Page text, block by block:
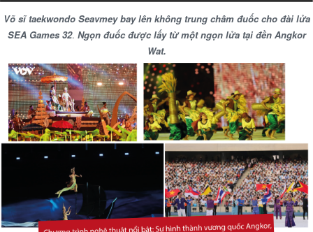
Võ sĩ taekwondo Seavmey bay lên không trung châm đuốc cho đài lửa
SEA Games 32. Ngọn đuốc được lấy từ một ngọn lửa tại đền Angkor
Wat.